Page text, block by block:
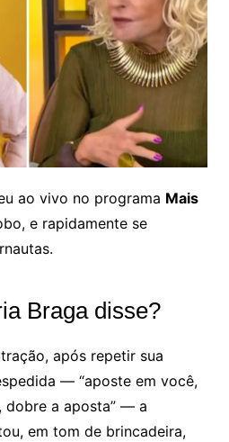
ao vivo no programa Mais
e rapidamente se
Braga disse?
após repetir sua
— “aposte em você,
dobre a aposta” — a
em tom de brincadeira,